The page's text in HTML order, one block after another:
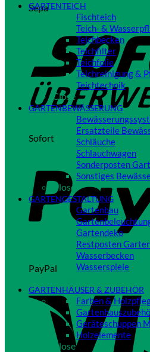
Sepa
Sofort
PayPal
GARTENTEICH
Fischteich
Teich- &
Teichbecken
Teichfilter
Teichfolie
Teichreinigung &
Teichtechnik
Close
GARTENBEWÄSSERUNG
Ersatzteile
Schläuche
Schlauchwagen
Sonderposten
Sonstiges
Close
GARTENGESTALTUNG
Gartenbau
Gartendeko
Restposten
Wasserbecken
Wasserspiele
GARTENHÄUSER & ZUBEHÖR
Farben &
Geräteschuppen
Holzelemente
Close